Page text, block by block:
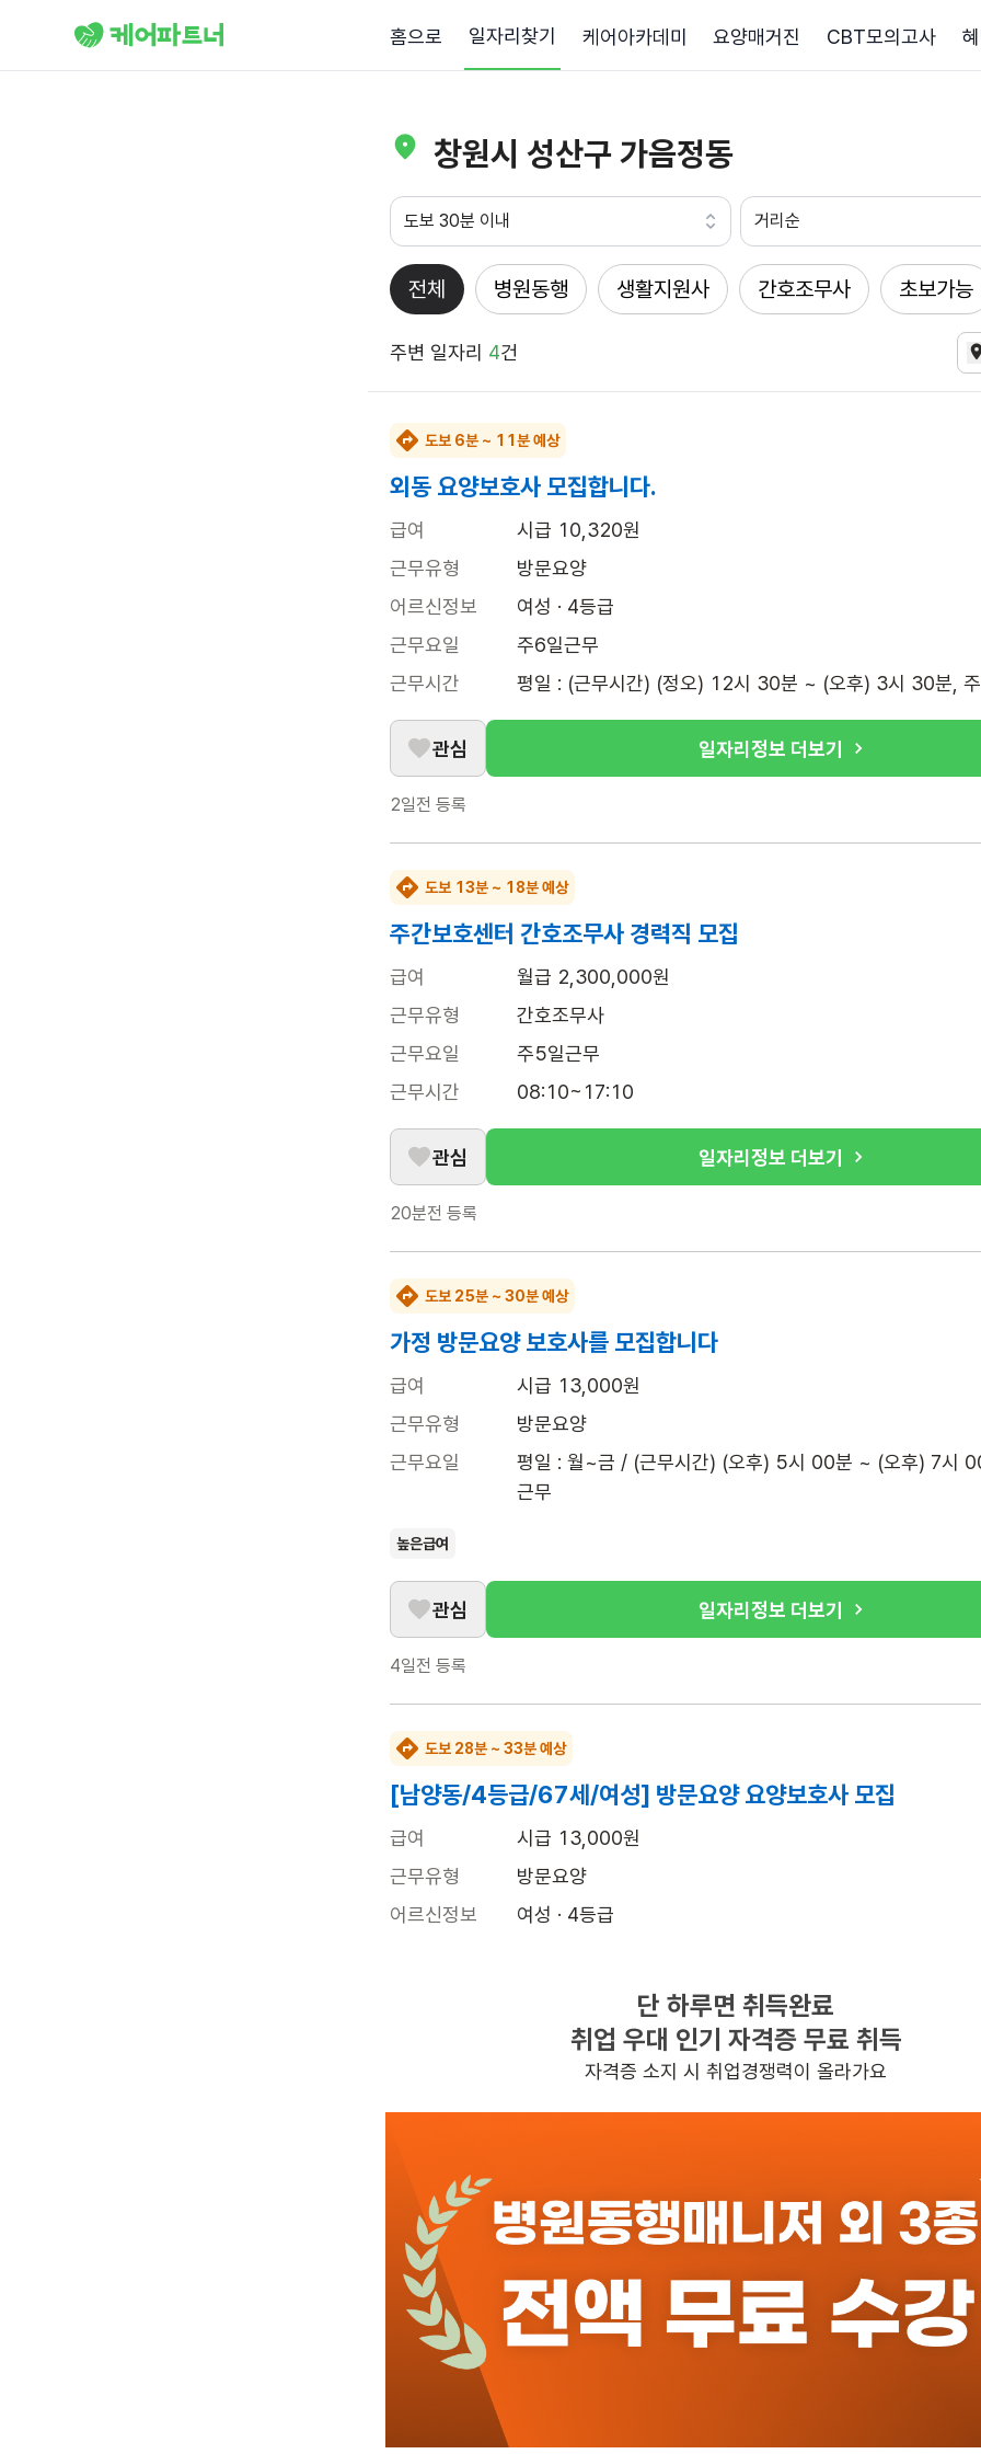
홈으로 일자리찾기 케어아카데미 요양매거진 CBT모의고사
창원시 성산구 가음정동
도보 30분 이내 거리순
전체 병원동행 생활지원사 간호조무사 초보가능
주변 일자리 4건
도보 6분 ~ 11분 예상
외동 요양보호사 모집합니다.
급여
시급 10,320원
근무유형
방문요양
어르신정보
여성 · 4등급
근무요일
주6일근무
근무시간
평일 : (근무시간) (정오) 12시 30분 ~ (오후) 3시 30분,
관심 일자리정보 더보기
2일전 등록
도보 13분 ~ 18분 예상
주간보호센터 간호조무사 경력직 모집
급여
월급 2,300,000원
근무유형
간호조무사
근무요일
주5일근무
근무시간
08:10~17:10
관심 일자리정보 더보기
20분전 등록
도보 25분 ~ 30분 예상
가정 방문요양 보호사를 모집합니다
급여
시급 13,000원
근무유형
방문요양
근무요일
평일 : 월~금 / (근무시간) (오후) 5시 00분 ~ (오후) 7시
근무
높은급여
관심 일자리정보 더보기
4일전 등록
도보 28분 ~ 33분 예상
[남양동/4등급/67세/여성] 방문요양 요양보호사 모집
급여
시급 13,000원
근무유형
방문요양
어르신정보
여성 · 4등급
관심 일자리정보 더보기
반경 3KM 이내의 일자리 확인하기
단 하루면 취득완료
취업 우대 인기 자격증 무료 취득
자격증 소지 시 취업경쟁력이 올라가요